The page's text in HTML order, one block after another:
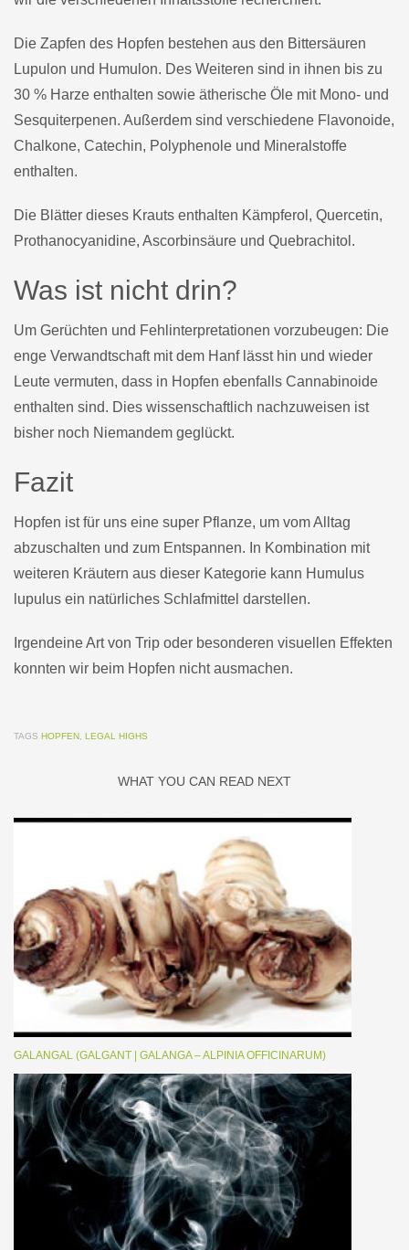
Die Zapfen des Hopfen bestehen aus den Bittersäuren
Lupulon und Humulon. Des Weiteren sind in ihnen bis zu
30 % Harze enthalten sowie ätherische Öle mit Mono- und
Sesquiterpenen. Außerdem sind verschiedene Flavonoide,
Chalkone, Catechin, Polyphenole und Mineralstoffe
enthalten.
Die Blätter dieses Krauts enthalten Kämpferol, Quercetin,
Prothanocyanidine, Ascorbinsäure und Quebrachitol.
Was ist nicht drin?
Um Gerüchten und Fehlinterpretationen vorzubeugen: Die
enge Verwandtschaft mit dem Hanf lässt hin und wieder
Leute vermuten, dass in Hopfen ebenfalls Cannabinoide
enthalten sind. Dies wissenschaftlich nachzuweisen ist
bisher noch Niemandem geglückt.
Fazit
Hopfen ist für uns eine super Pflanze, um vom Alltag
abzuschalten und zum Entspannen. In Kombination mit
weiteren Kräutern aus dieser Kategorie kann Humulus
lupulus ein natürliches Schlafmittel darstellen.
Irgendeine Art von Trip oder besonderen visuellen Effekten
konnten wir beim Hopfen nicht ausmachen.
TAGS HOPFEN LEGAL HIGHS
WHAT YOU CAN READ NEXT
GALANGAL (GALGANT | GALANGA – ALPINIA OFFICINARUM)